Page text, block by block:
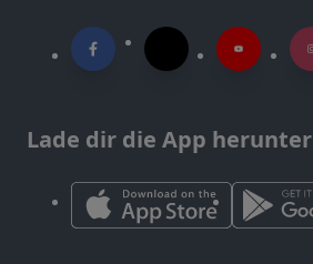
Lade dir die App herunter